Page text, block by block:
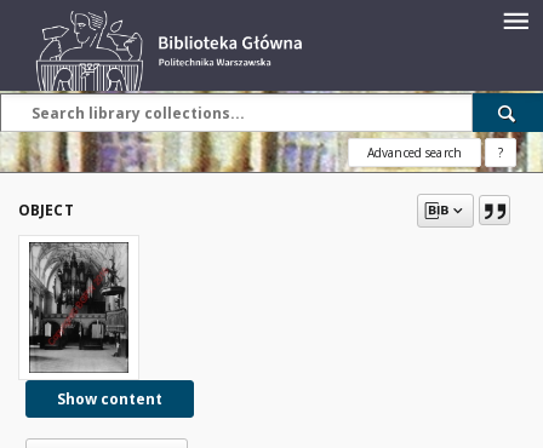
Advanced search ?
OBJECT
Show content